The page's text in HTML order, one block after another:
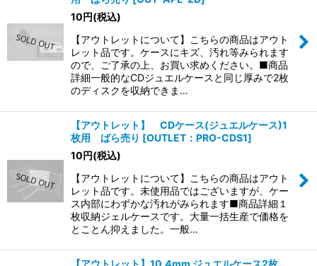
10 円(税込)
【アウトレットについて】こちらの商品はアウト
レット品です。ケースにキズ、汚れ等みられます
ので、ご了承の上、お買い求めください。■商品
詳細一般的なCDジュエルケースと同じ厚みで2枚
のディスクを収納できま…
【アウトレット】 CDケース(ジュエルケース)1
枚用 ばら売り [OUTLET：PRO-CDS1]
10 円(税込)
【アウトレットについて】こちらの商品はアウト
レット品です。未使用品ではございますが、ケー
ス内部にわずかな汚れがみられます■商品詳細１
枚収納ジェルケースです。大量一括生産で価格を
とことん抑えました。一般…